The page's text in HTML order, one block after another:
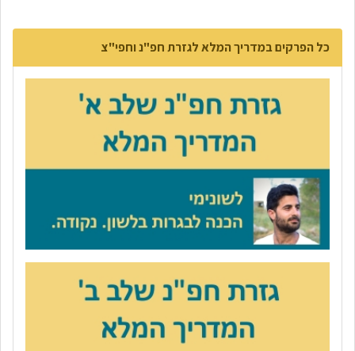
כל הפרקים במדריך המלא לגזרת חפ"נ וחפי"צ